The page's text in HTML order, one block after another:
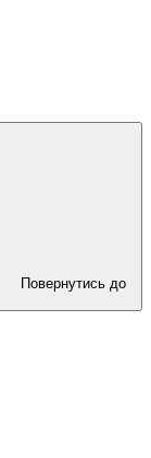
Повернутись до